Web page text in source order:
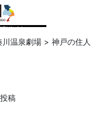
ロジェクト
川温泉劇場 > 神戸の住人
稿